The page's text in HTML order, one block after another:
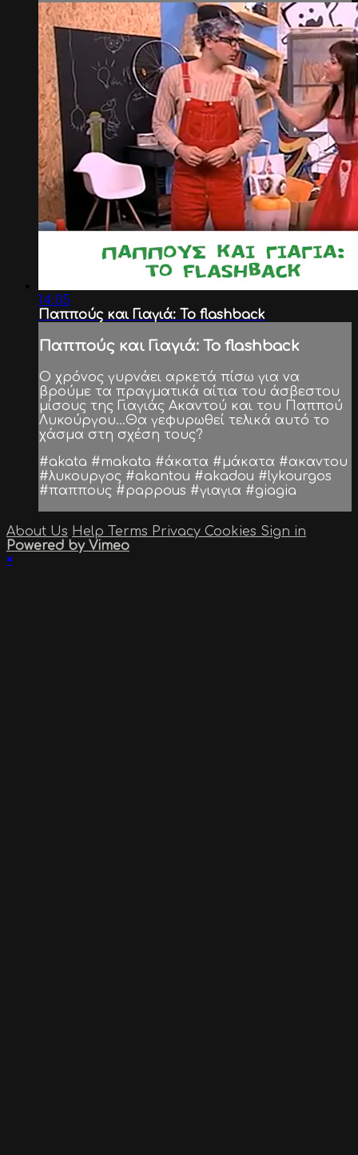
14:05
Παππούς και Γιαγιά: Το flashback
Παππούς και Γιαγιά: Το flashback
Ο χρόνος γυρνάει αρκετά πίσω για να
βρούμε τα πραγματικά αίτια του άσβεστου
μίσους της Γιαγιάς Ακαντού και του Παππού
Λυκούργου...Θα γεφυρωθεί τελικά αυτό το
χάσμα στη σχέση τους?
#akata #makata #άκατα #μάκατα #ακαντου
#λυκουργος #akantou #akadou #lykourgos
#παππους #pappous #γιαγια #giagia
About Us Help Terms Privacy Cookies Sign in
Powered by Vimeo
×